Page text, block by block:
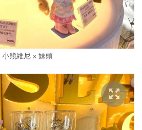
小熊維尼 x 妹頭